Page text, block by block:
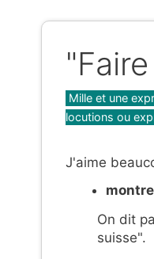
Catégories
Mille et une
locutions ou
J'aime
On dit
suisse".